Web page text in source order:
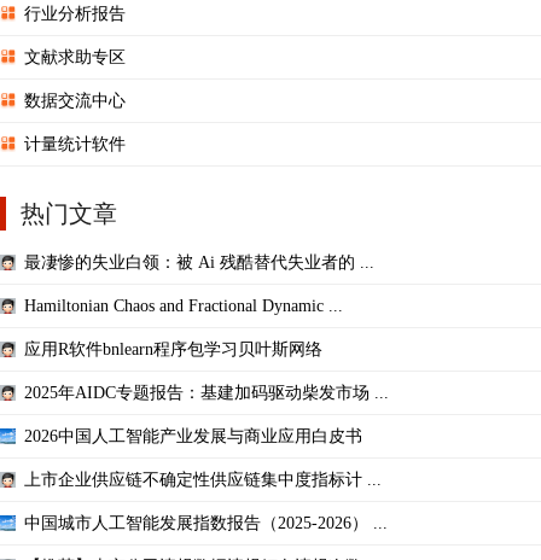
行业分析报告
文献求助专区
数据交流中心
计量统计软件
热门文章
最凄惨的失业白领：被 Ai 残酷替代失业者的 ...
Hamiltonian Chaos and Fractional Dynamic ...
应用R软件bnlearn程序包学习贝叶斯网络
2025年AIDC专题报告：基建加码驱动柴发市场 ...
2026中国人工智能产业发展与商业应用白皮书
上市企业供应链不确定性供应链集中度指标计 ...
中国城市人工智能发展指数报告（2025-2026） ...